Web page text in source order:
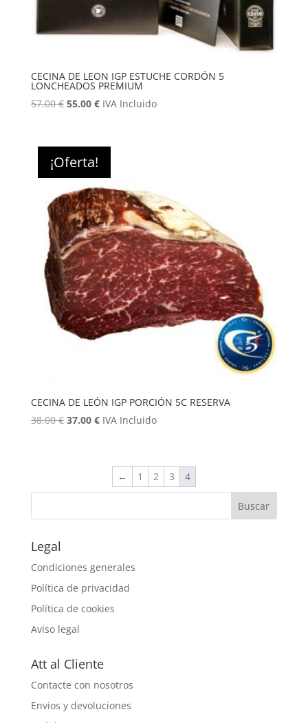
CECINA DE LEON IGP ESTUCHE CORDÓN 5
LONCHEADOS PREMIUM
57.00€ El
era:
57.00 €.
55.00 €El
es:
IVA Incluido
¡Oferta!
CECINA DE LEÓN IGP PORCIÓN 5C RESERVA
38.00€ El
37.00 €El
37.00 €.
IVA Incluido
← 1 2 3 4
Legal
Condiciones generales
Política de privacidad
Política de cookies
Aviso legal
Att al Cliente
Contacte con nosotros
Envios y devoluciones